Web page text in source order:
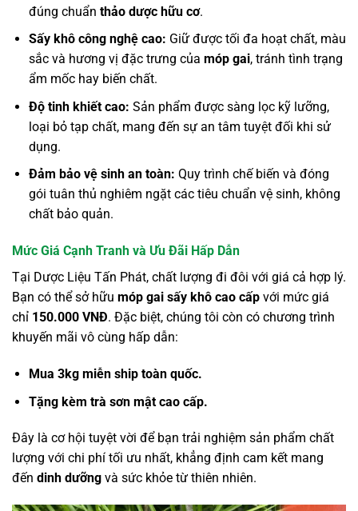
đúng chuẩn thảo dược hữu cơ.
Sấy khô công nghệ cao: Giữ được tối đa hoạt chất, màu
sắc và hương vị đặc trưng của móp gai, tránh tình trạng
ẩm mốc hay biến chất.
Độ tinh khiết cao: Sản phẩm được sàng lọc kỹ lưỡng,
loại bỏ tạp chất, mang đến sự an tâm tuyệt đối khi sử
dụng.
Đảm bảo vệ sinh an toàn: Quy trình chế biến và đóng
gói tuân thủ nghiêm ngặt các tiêu chuẩn vệ sinh, không
chất bảo quản.
Mức Giá Cạnh Tranh và Ưu Đãi Hấp Dẫn
Tại Dược Liệu Tấn Phát, chất lượng đi đôi với giá cả hợp lý.
Bạn có thể sở hữu móp gai sấy khô cao cấp với mức giá
chỉ 150.000 VNĐ. Đặc biệt, chúng tôi còn có chương trình
khuyến mãi vô cùng hấp dẫn:
Mua 3kg miễn ship toàn quốc.
Tặng kèm trà sơn mật cao cấp.
Đây là cơ hội tuyệt vời để bạn trải nghiệm sản phẩm chất
lượng với chi phí tối ưu nhất, khẳng định cam kết mang
đến dinh dưỡng và sức khỏe từ thiên nhiên.